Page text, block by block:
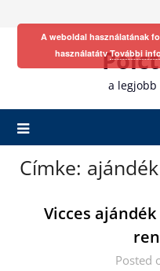
a legjobb
Címke:
Vicces
Posted
A weboldal használatának
használatátvTovábbi